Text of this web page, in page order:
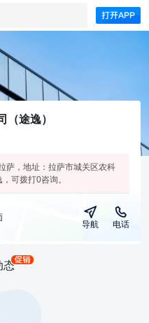
（途逸）
萨，地址：拉萨市城关区农科
可拨打0咨询。
导航 电话
态